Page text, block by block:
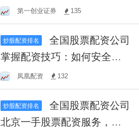
健投资！
第一创业证券 135
炒股配资排名
全国股票配资公司
掌握配资技巧：如何安全高
效地进行股票配资操作？
凤凰配资 132
炒股配资排名
全国股票配资公司
北京一手股票配资服务，专